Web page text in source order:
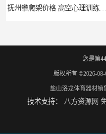
濮阳攀爬架价格 训练攀爬架 批发价格
您是第
版权所有 ©2026-08-
盐山洛龙体育器材销
技术支持： 八方资源网